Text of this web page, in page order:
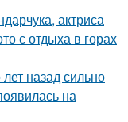
актриса
с отдыха в горах
назад сильно
на